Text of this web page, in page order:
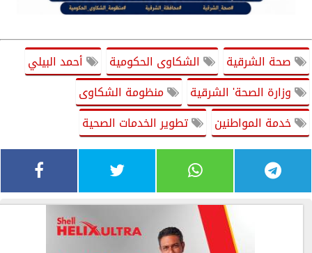
صحة الشرقية الشكاوى الحكومية
أحمد البيلي
وزارة الصحة' الشرقية
منظومة الشكاوى
خدمة المواطنين
تطوير الخدمات الصحية